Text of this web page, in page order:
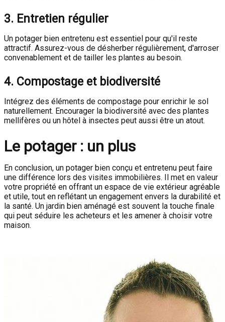
3. Entretien régulier
Un potager bien entretenu est essentiel pour qu'il reste
attractif. Assurez-vous de désherber régulièrement, d'arroser
convenablement et de tailler les plantes au besoin.
4. Compostage et biodiversité
Intégrez des éléments de compostage pour enrichir le sol
naturellement. Encourager la biodiversité avec des plantes
mellifères ou un hôtel à insectes peut aussi être un atout.
Le potager : un plus
En conclusion, un potager bien conçu et entretenu peut faire
une différence lors des visites immobilières. Il met en valeur
votre propriété en offrant un espace de vie extérieur agréable
et utile, tout en reflétant un engagement envers la durabilité et
la santé. Un jardin bien aménagé est souvent la touche finale
qui peut séduire les acheteurs et les amener à choisir votre
maison.